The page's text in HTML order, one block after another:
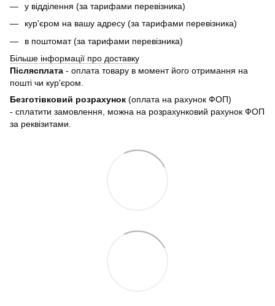
у відділення (за тарифами перевізника)
кур'єром на вашу адресу (за тарифами перевізника)
в поштомат (за тарифами перевізника)
Більше інформації про доставку
Післясплата - оплата товару в момент його отримання на
пошті чи кур'єром.
Безготівковий розрахунок (оплата на рахунок ФОП)
- сплатити замовлення, можна на розрахунковий рахунок ФОП
за реквізитами.